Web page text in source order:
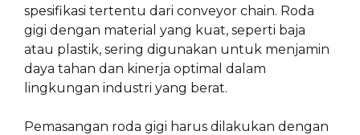
spesifikasi tertentu dari conveyor chain. Roda
gigi dengan material yang kuat, seperti baja
atau plastik, sering digunakan untuk menjamin
daya tahan dan kinerja optimal dalam
lingkungan industri yang berat.
Pemasangan roda gigi harus dilakukan dengan